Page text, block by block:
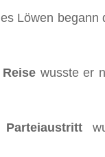
Löwen begann
wusste er